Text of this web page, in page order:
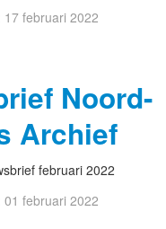
februari 2022
Noord-
Archief
februari 2022
februari 2022